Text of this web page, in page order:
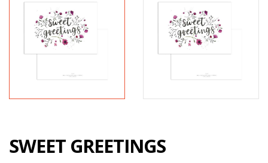
SWEET GREETINGS